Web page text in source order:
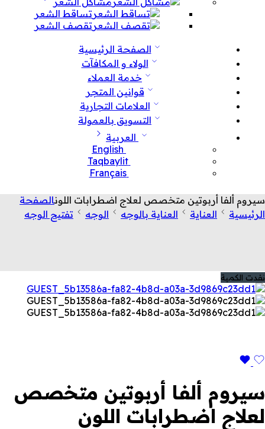
تساقط الشعر
تقصف الشعر
الصفحة الرئيسية
الولاء و المكافآت
خدمة العملاء
قوانين المتجر
العلامات التجارية
التسويق بالعمولة
العربية
English
Taqbaylit
Français
سيروم ألفا أربوتين متخصص لعلاج اضطرابات اللونالصفحة
الرئيسية
العناية العناية بالوجه الوجه تفتيح الوجه
نفدت الكمية
سيروم ألفا أربوتين متخصص
لعلاج اضطرابات اللون